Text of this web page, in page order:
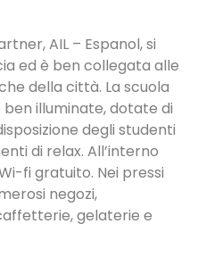
si
alle
La scuola
dotate di
studenti
Nei pressi
e
Il Residence
universitaria,
piedi dalla
25 minuti in
stanze sono
condividere
condizionata
rendere più